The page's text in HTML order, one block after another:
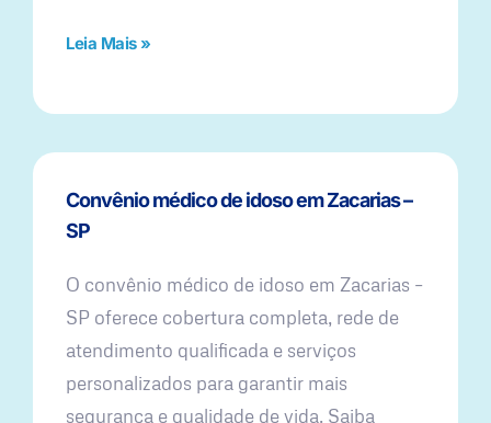
Leia Mais »
Convênio médico de idoso em Zacarias –
SP
O convênio médico de idoso em Zacarias –
SP oferece cobertura completa, rede de
atendimento qualificada e serviços
personalizados para garantir mais
segurança e qualidade de vida. Saiba